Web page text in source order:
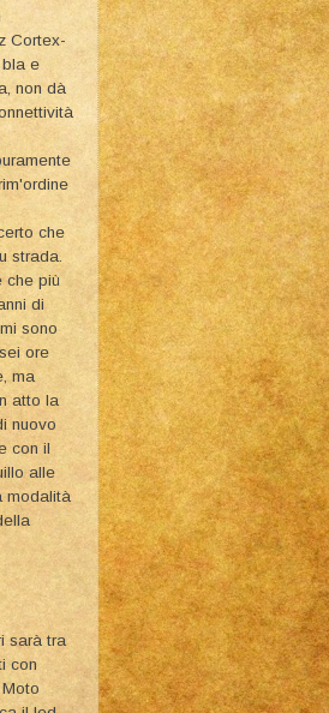
Cortex-
bla e
non dà
che
strada.
che più
di
sono
ore
ma
atto la
nuovo
con il
alle
modalità
sarà tra
con